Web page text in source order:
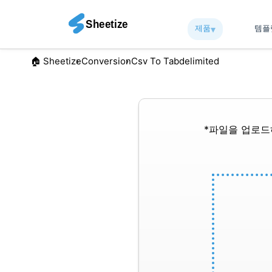
제품▾︎ 템
🏠︎ SheetizeConversionCsv To Tabdelimited
*파일을 업로